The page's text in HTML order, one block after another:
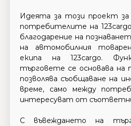
Идеята за този проект
потребителите на
благодарение на
на автомобилния
екипа на 123cargo.
търговете се основава на
позволява съобщаване на
време, само между
интересуват от
С въвеждането на